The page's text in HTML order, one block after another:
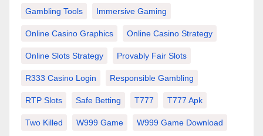
Gambling Tools Immersive Gaming
Online Casino Graphics Online Casino Strategy
Online Slots Strategy Provably Fair Slots
R333 Casino Login Responsible Gambling
RTP Slots Safe Betting T777 T777 Apk
Two Killed W999 Game W999 Game Download